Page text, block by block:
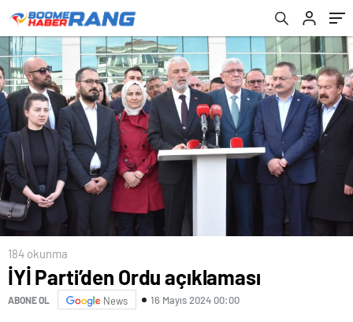
184 okunma
İYİ Parti’den Ordu açıklaması
ABONE OL News 16 Mayıs 2024 00:00